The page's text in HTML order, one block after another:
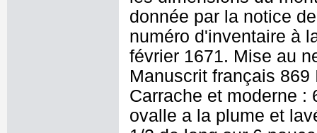
donnée par la notice
numéro d'inventaire à
février 1671. Mise au
Manuscrit français
Carrache et moderne :
ovalle a la plume et